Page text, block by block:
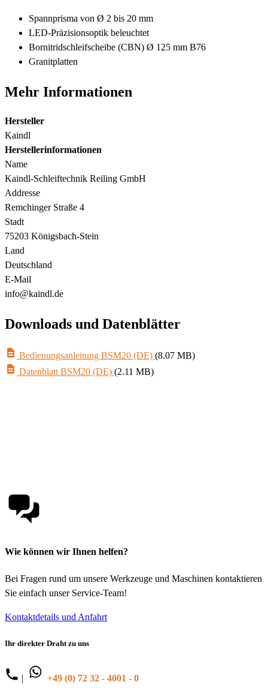
Spannprisma von Ø 2 bis 20 mm
LED-Präzisionsoptik beleuchtet
Bornitridschleifscheibe (CBN) Ø 125 mm B76
Granitplatten
Mehr Informationen
Hersteller
Kaindl
Herstellerinformationen
Name
Kaindl-Schleiftechnik Reiling GmbH
Addresse
Remchinger Straße 4
Stadt
75203 Königsbach-Stein
Land
Deutschland
E-Mail
info@kaindl.de
Downloads und Datenblätter
Bedienungsanleitung BSM20 (DE) (8.07 MB)
Datenblatt BSM20 (DE) (2.11 MB)
Wie können wir Ihnen helfen?
Bei Fragen rund um unsere Werkzeuge und Maschinen kontaktieren
Sie einfach unser Service-Team!
Kontaktdetails und Anfahrt
Ihr direkter Draht zu uns
| +49 (0) 72 32 - 4001 - 0